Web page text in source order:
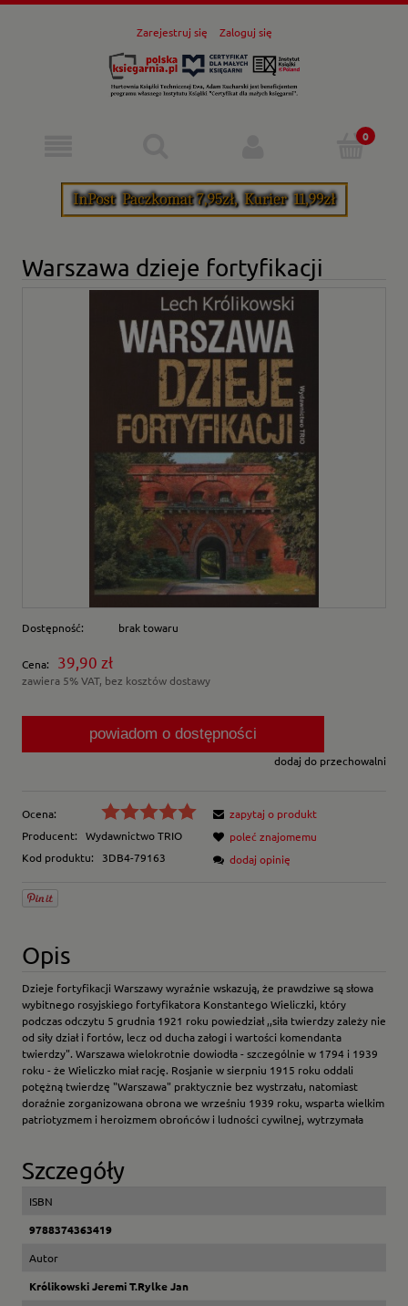
Zarejestruj się Zaloguj się
Warszawa dzieje fortyfikacji
Dostępność: brak towaru
Cena: 39,90 zł
zawiera 5% VAT, bez kosztów dostawy
powiadom o dostępności
dodaj do przechowalni
Ocena:
Producent:
Wydawnictwo TRIO
Kod produktu:
3DB4-79163
zapytaj o produkt
poleć znajomemu
dodaj opinię
Opis
Dzieje fortyfikacji Warszawy wyraźnie wskazują, że prawdziwe są słowa
wybitnego rosyjskiego fortyfikatora Konstantego Wieliczki, który
podczas odczytu 5 grudnia 1921 roku powiedział ,,siła twierdzy zależy nie
od siły dział i fortów, lecz od ducha załogi i wartości komendanta
twierdzy". Warszawa wielokrotnie dowiodła - szczególnie w 1794 i 1939
roku - że Wieliczko miał rację. Rosjanie w sierpniu 1915 roku oddali
potężną twierdzę "Warszawa" praktycznie bez wystrzału, natomiast
doraźnie zorganizowana obrona we wrześniu 1939 roku, wsparta wielkim
patriotyzmem i heroizmem obrońców i ludności cywilnej, wytrzymała
Szczegóły
ISBN
9788374363419
Autor
Królikowski Jeremi T.Rylke Jan